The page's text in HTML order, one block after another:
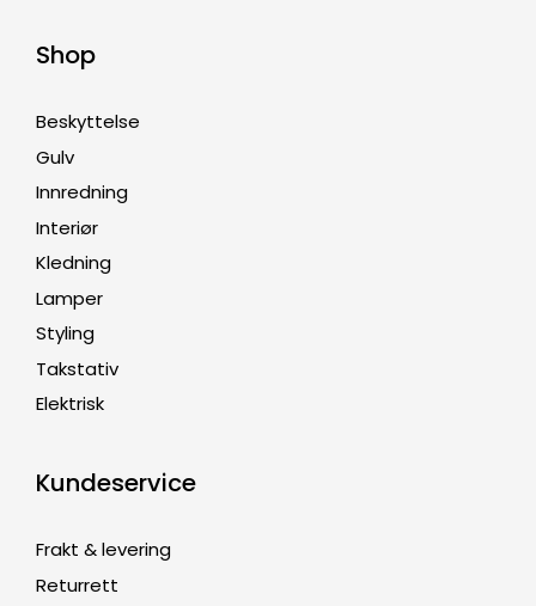
Shop
Beskyttelse
Gulv
Innredning
Interiør
Kledning
Lamper
Styling
Takstativ
Elektrisk
Kundeservice
Frakt & levering
Returrett